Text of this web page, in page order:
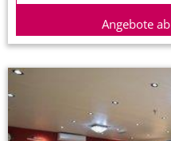
Angebote ab